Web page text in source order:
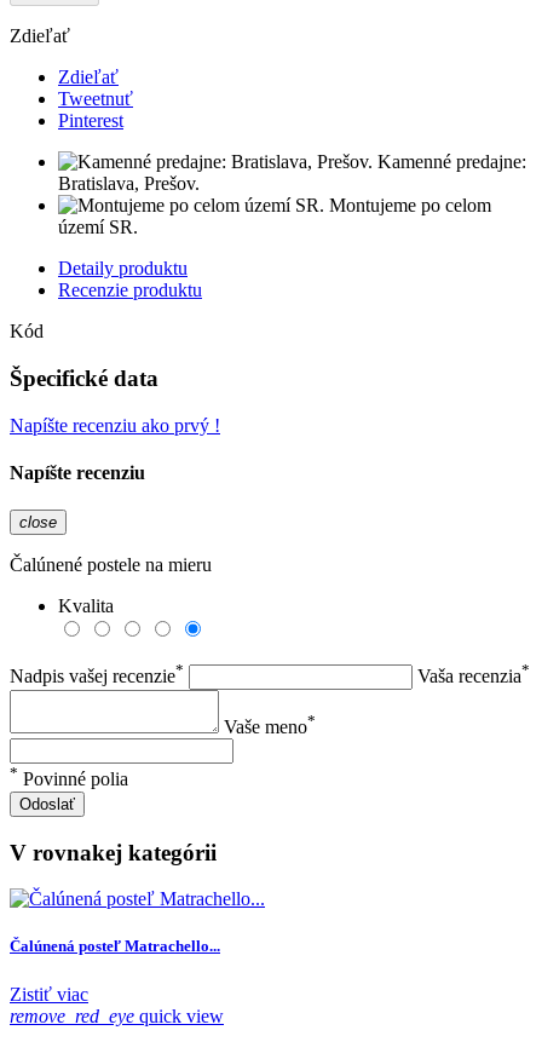
Zdieľať
Zdieľať
Tweetnuť
Pinterest
Kamenné predajne:
Bratislava, Prešov.
Montujeme po celom
území SR.
Detaily produktu
Recenzie produktu
Kód
Špecifické data
Napíšte recenziu ako prvý !
Napíšte recenziu
close
Čalúnené postele na mieru
Kvalita
Nadpis vašej recenzie* Vaša recenzia*
Vaše meno*
* Povinné polia
Odoslať
V rovnakej kategórii
Čalúnená posteľ Matrachello...
Zistiť viac
remove_red_eye quick view